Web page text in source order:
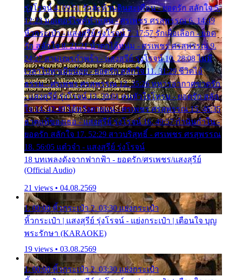
รุ่งโรจน์ 4. 09:51 รักสะท้านดินสะเทือน - ยอดรัก สลักใจ 5.
12:23 มอเตอร์ไซค์ทำหล่น - ศรเพชร ศรสุพรรณ 6. 14:49
หิ้วกระเป๋า - แสงสุรีย์ รุ่งโรจน์ 7. 17:57 รักเผื่อเลือก - ยอด
รัก สลักใจ 8. 21:21 น้ำตาไอ้หนุ่ม - ศรเพชร ศรสุพรรณ 9.
24:27 สามเณรกำพร้า - แสงสุรีย์ รุ่งโรจน์ 10. 28:08 ไม่มี
เวลาไปหาเมียน้อย - ยอดรัก สลักใจ 11. 31:29 ชีวิตไอ้
ธรรม - ศรเพชร ศรสุพรรณ 12. 35:26 ทหารอากาศขาดรัก
- แสงสุรีย์ รุ่งโรจน์ 13. 39:01 คนหัวใจโทรม - ยอดรัก สลัก
ใจ 14. 42:49 ไอ้หวังตายแน่ - ศรเพชร ศรสุพรรณ 15. 46:35
ธาตุแท้ของเธอ - แสงสุรีย์ รุ่งโรจน์ 16. 49:57 กำนันกำใน -
ยอดรัก สลักใจ 17. 52:29 สาวบริสุทธิ์ - ศรเพชร ศรสุพรรณ
18. 56:05 แต๋วจ๋า - แสงสุรีย์ รุ่งโรจน์
18 บทเพลงดังจากฟากฟ้า - ยอดรัก/ศรเพชร/แสงสุรีย์
(Official Audio)
21 views • 04.08.2569
1. 00:00 หิ้วกระเป๋า 2. 03:30 แย่งกระเป๋า
หิ้วกระเป๋า | แสงสุรีย์ รุ่งโรจน์ - แย่งกระเป๋า | เตือนใจ บุญ
พระรักษา (KARAOKE)
19 views • 03.08.2569
1. 00:00 หิ้วกระเป๋า 2. 03:30 แย่งกระเป๋า